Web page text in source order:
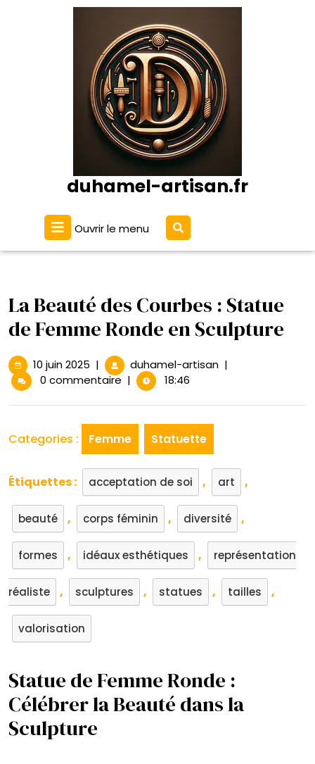
duhamel-artisan.fr
Ouvrir le menu Ouvrir
le
menu
La Beauté des Courbes : Statue
de Femme Ronde en Sculpture
10 juin 2025 10
juin
| duhamel-artisanLa
Courbes
Femme
Ronde
en
Sculpture
|
0 commentaire | 18:46
Categories : Femme Statuette
Étiquettes : acceptation de soi , art ,
beauté , corps féminin , diversité ,
formes , idéaux esthétiques , représentation
réaliste , sculptures , statues , tailles ,
valorisation
Statue de Femme Ronde :
Célébrer la Beauté dans la
Sculpture